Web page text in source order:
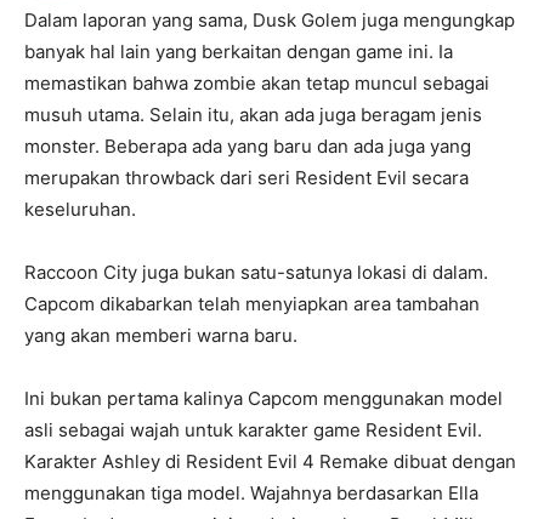
Dalam laporan yang sama, Dusk Golem juga mengungkap
banyak hal lain yang berkaitan dengan game ini. Ia
memastikan bahwa zombie akan tetap muncul sebagai
musuh utama. Selain itu, akan ada juga beragam jenis
monster. Beberapa ada yang baru dan ada juga yang
merupakan throwback dari seri Resident Evil secara
keseluruhan.
Raccoon City juga bukan satu-satunya lokasi di dalam.
Capcom dikabarkan telah menyiapkan area tambahan
yang akan memberi warna baru.
Ini bukan pertama kalinya Capcom menggunakan model
asli sebagai wajah untuk karakter game Resident Evil.
Karakter Ashley di Resident Evil 4 Remake dibuat dengan
menggunakan tiga model. Wajahnya berdasarkan Ella